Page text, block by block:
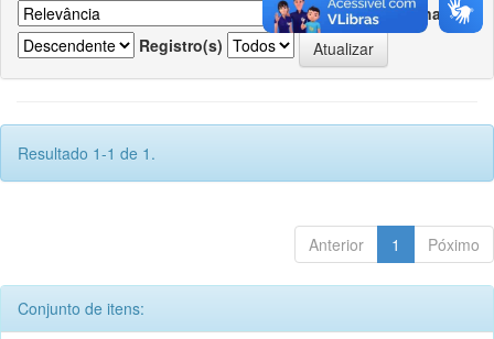
Ordenar
Registro(s)
Resultado 1-1 de 1.
Anterior 1 Póximo
Conjunto de itens: